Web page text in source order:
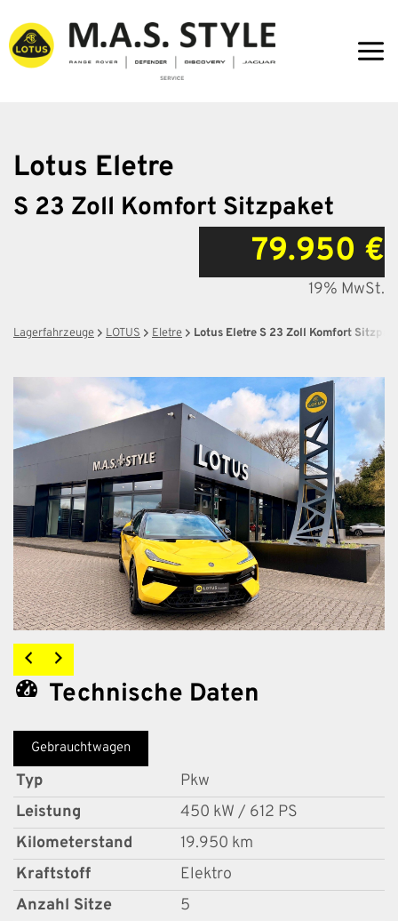
Inhalt
springen
Lotus Eletre
S 23 Zoll Komfort Sitzpaket
79.950 €
19% MwSt.
Lagerfahrzeuge LOTUS Eletre Lotus Eletre S 23 Zoll Komfort
Technische Daten
Gebrauchtwagen
Typ
Pkw
Leistung
450 kW / 612 PS
Kilometerstand
19.950 km
Kraftstoff
Elektro
Anzahl Sitze
5